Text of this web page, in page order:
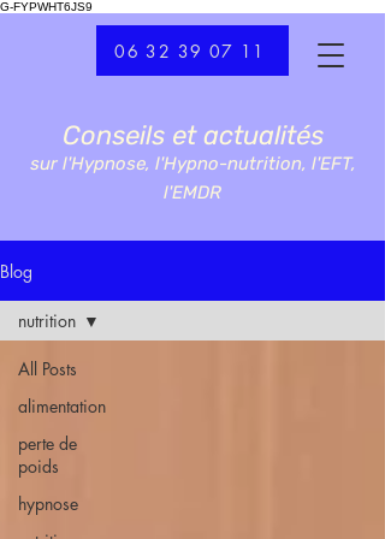
G-FYPWHT6JS9
06 32 39 07 11
Conseils et actualités
sur l'Hypnose, l'Hypno-nutrition, l'EFT,
l'EMDR
Blog
All Posts
alimentation
perte de
poids
hypnose
nutrition